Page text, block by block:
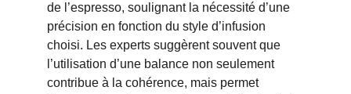
de l’espresso, soulignant la nécessité d’une
précision en fonction du style d’infusion
choisi. Les experts suggèrent souvent que
l’utilisation d’une balance non seulement
contribue à la cohérence, mais permet